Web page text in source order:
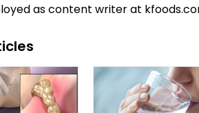
as content writer at